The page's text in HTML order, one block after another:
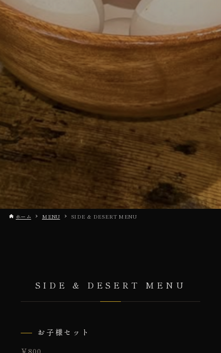
ホーム MENU SIDE & DESERT MENU
SIDE & DESERT MENU
お子様セット